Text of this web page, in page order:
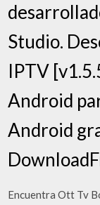
Studio.
IPTV
Android
Android
Encuentra Ott Tv